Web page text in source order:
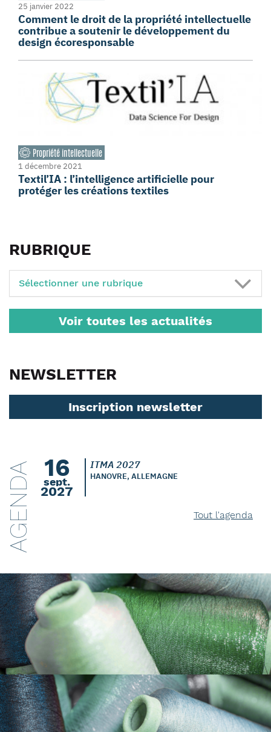
25 janvier 2022
Comment le droit de la propriété intellectuelle
contribue a soutenir le développement du
design écoresponsable
Propriété intellectuelle
1 décembre 2021
Textil’IA : l’intelligence artificielle pour
protéger les créations textiles
RUBRIQUE
Sélectionner une rubrique
Voir toutes les actualités
NEWSLETTER
Inscription newsletter
AGENDA 16
sept.
2027
ITMA 2027
HANOVRE, ALLEMAGNE
Tout l'agenda